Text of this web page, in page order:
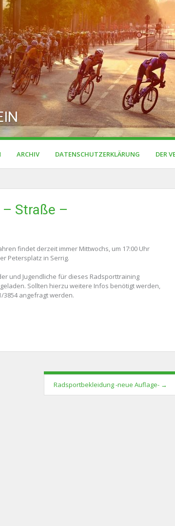
ARCHIV DATENSCHUTZERKLÄRUNG DER
– Straße –
findet derzeit immer Mittwochs, um 17:00 Uhr
Petersplatz in Serrig.
und Jugendliche für dieses Radsporttraining
Sollten hierzu weitere Infos benötigt werden,
3854 angefragt werden.
Radsportbekleidung -neue Auflage- →